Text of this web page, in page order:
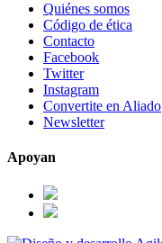
Quiénes somos
Código de ética
Contacto
Facebook
Twitter
Instagram
Convertite en Aliado
Newsletter
Apoyan